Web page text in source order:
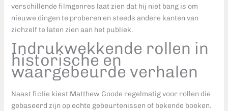
verschillende filmgenres laat zien dat hij niet bang is om
nieuwe dingen te proberen en steeds andere kanten van
zichzelf te laten zien aan het publiek.
Indrukwekkende rollen in
historische en
waargebeurde verhalen
Naast fictie kiest Matthew Goode regelmatig voor rollen die
gebaseerd zijn op echte gebeurtenissen of bekende boeken.